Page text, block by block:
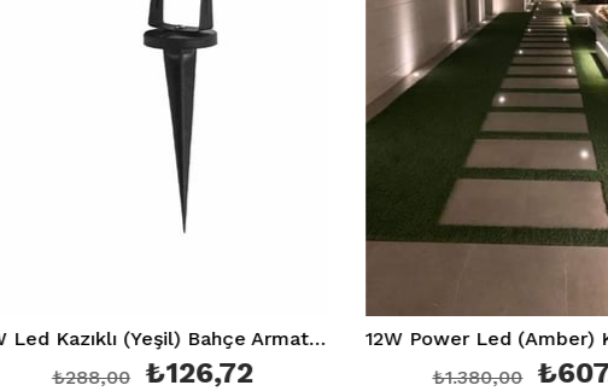
7W Led Kazıklı (Yeşil) Bahçe Armatürü Ip 64 Ct 7300
₺126,72
₺288,00 ₺607,20
₺1.380,00